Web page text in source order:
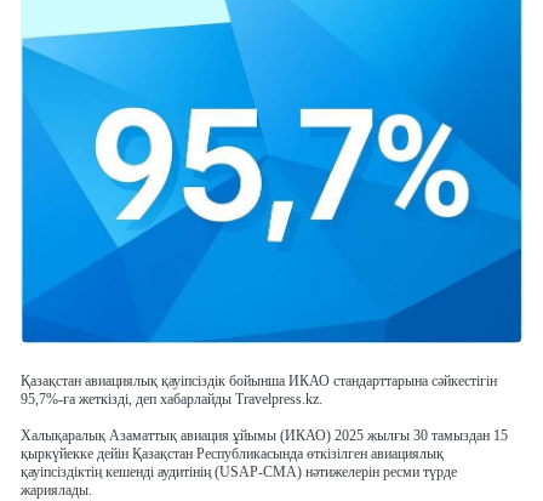
Қазақстан авиациялық қауіпсіздік бойынша ИКАО стандарттарына сәйкестігін
95,7%-ға жеткізді, деп хабарлайды Travelpress.kz.
Халықаралық Азаматтық авиация ұйымы (ИКАО) 2025 жылғы 30 тамыздан 15
қыркүйекке дейін Қазақстан Республикасында өткізілген авиациялық
қауіпсіздіктің кешенді аудитінің (USAP-CMA) нәтижелерін ресми түрде
жариялады.